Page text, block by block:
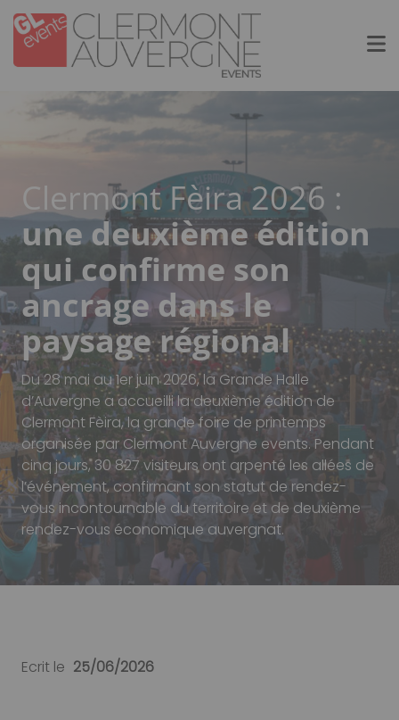
Aller
au
contenu
Clermont Fèira 2026 :
une deuxième édition
qui confirme son
ancrage dans le
paysage régional
Du 28 mai au 1er juin 2026, la Grande Halle
d’Auvergne a accueilli la deuxième édition de
Clermont Fèira, la grande foire de printemps
organisée par Clermont Auvergne events. Pendant
cinq jours, 30 827 visiteurs ont arpenté les allées de
l’événement, confirmant son statut de rendez-
vous incontournable du territoire et de deuxième
rendez-vous économique auvergnat.
Ecrit le 25/06/2026
Panneau de gestion des cookies